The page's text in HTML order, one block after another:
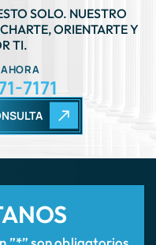
SOLO. NUESTRO
ORIENTARTE Y
TI.
7171